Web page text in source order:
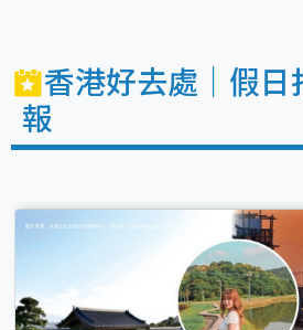
香港好去處｜假日
報